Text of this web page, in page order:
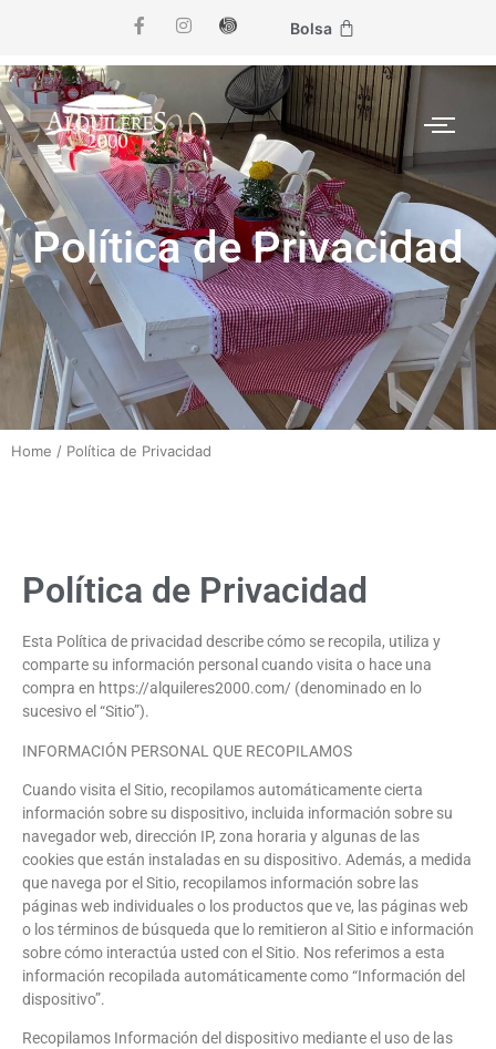
Bolsa
Política de Privacidad
Home / Política de Privacidad
Política de Privacidad
Esta Política de privacidad describe cómo se recopila, utiliza y
comparte su información personal cuando visita o hace una
compra en https://alquileres2000.com/ (denominado en lo
sucesivo el “Sitio”).
INFORMACIÓN PERSONAL QUE RECOPILAMOS
Cuando visita el Sitio, recopilamos automáticamente cierta
información sobre su dispositivo, incluida información sobre su
navegador web, dirección IP, zona horaria y algunas de las
cookies que están instaladas en su dispositivo. Además, a medida
que navega por el Sitio, recopilamos información sobre las
páginas web individuales o los productos que ve, las páginas web
o los términos de búsqueda que lo remitieron al Sitio e información
sobre cómo interactúa usted con el Sitio. Nos referimos a esta
información recopilada automáticamente como “Información del
dispositivo”.
Recopilamos Información del dispositivo mediante el uso de las